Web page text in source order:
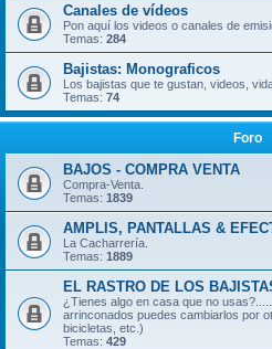
Canales de vídeos
Pon aquí los videos o canales de
Temas: 284
Bajistas: Monograficos
Los bajistas que te gustan, videos,
Temas: 74
Foro
BAJOS - COMPRA VENTA
Compra-Venta.
Temas: 1839
AMPLIS, PANTALLAS &
La Cacharrería.
Temas: 1889
EL RASTRO DE LOS
¿Tienes algo en casa que no
arrinconados puedes cambiarlos por
bicicletas, etc.)
Temas: 429